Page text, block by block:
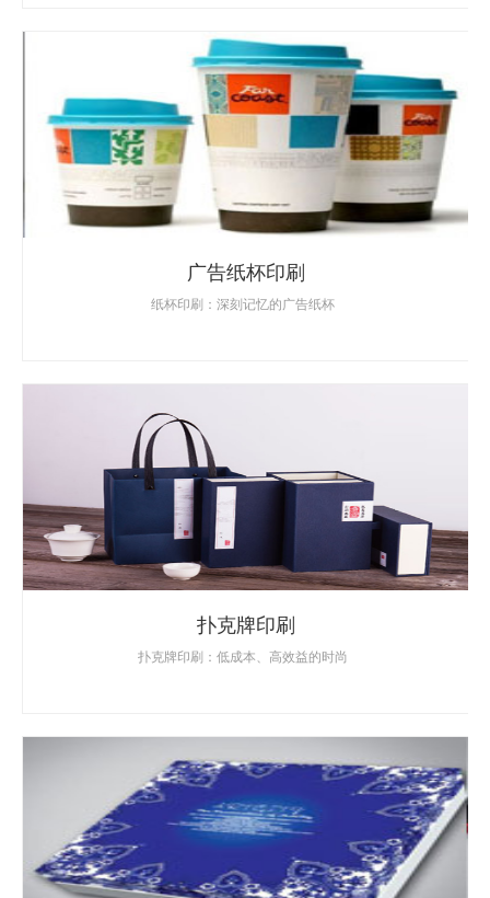
广告纸杯印刷
纸杯印刷：深刻记忆的广告纸杯
扑克牌印刷
扑克牌印刷：低成本、高效益的时尚